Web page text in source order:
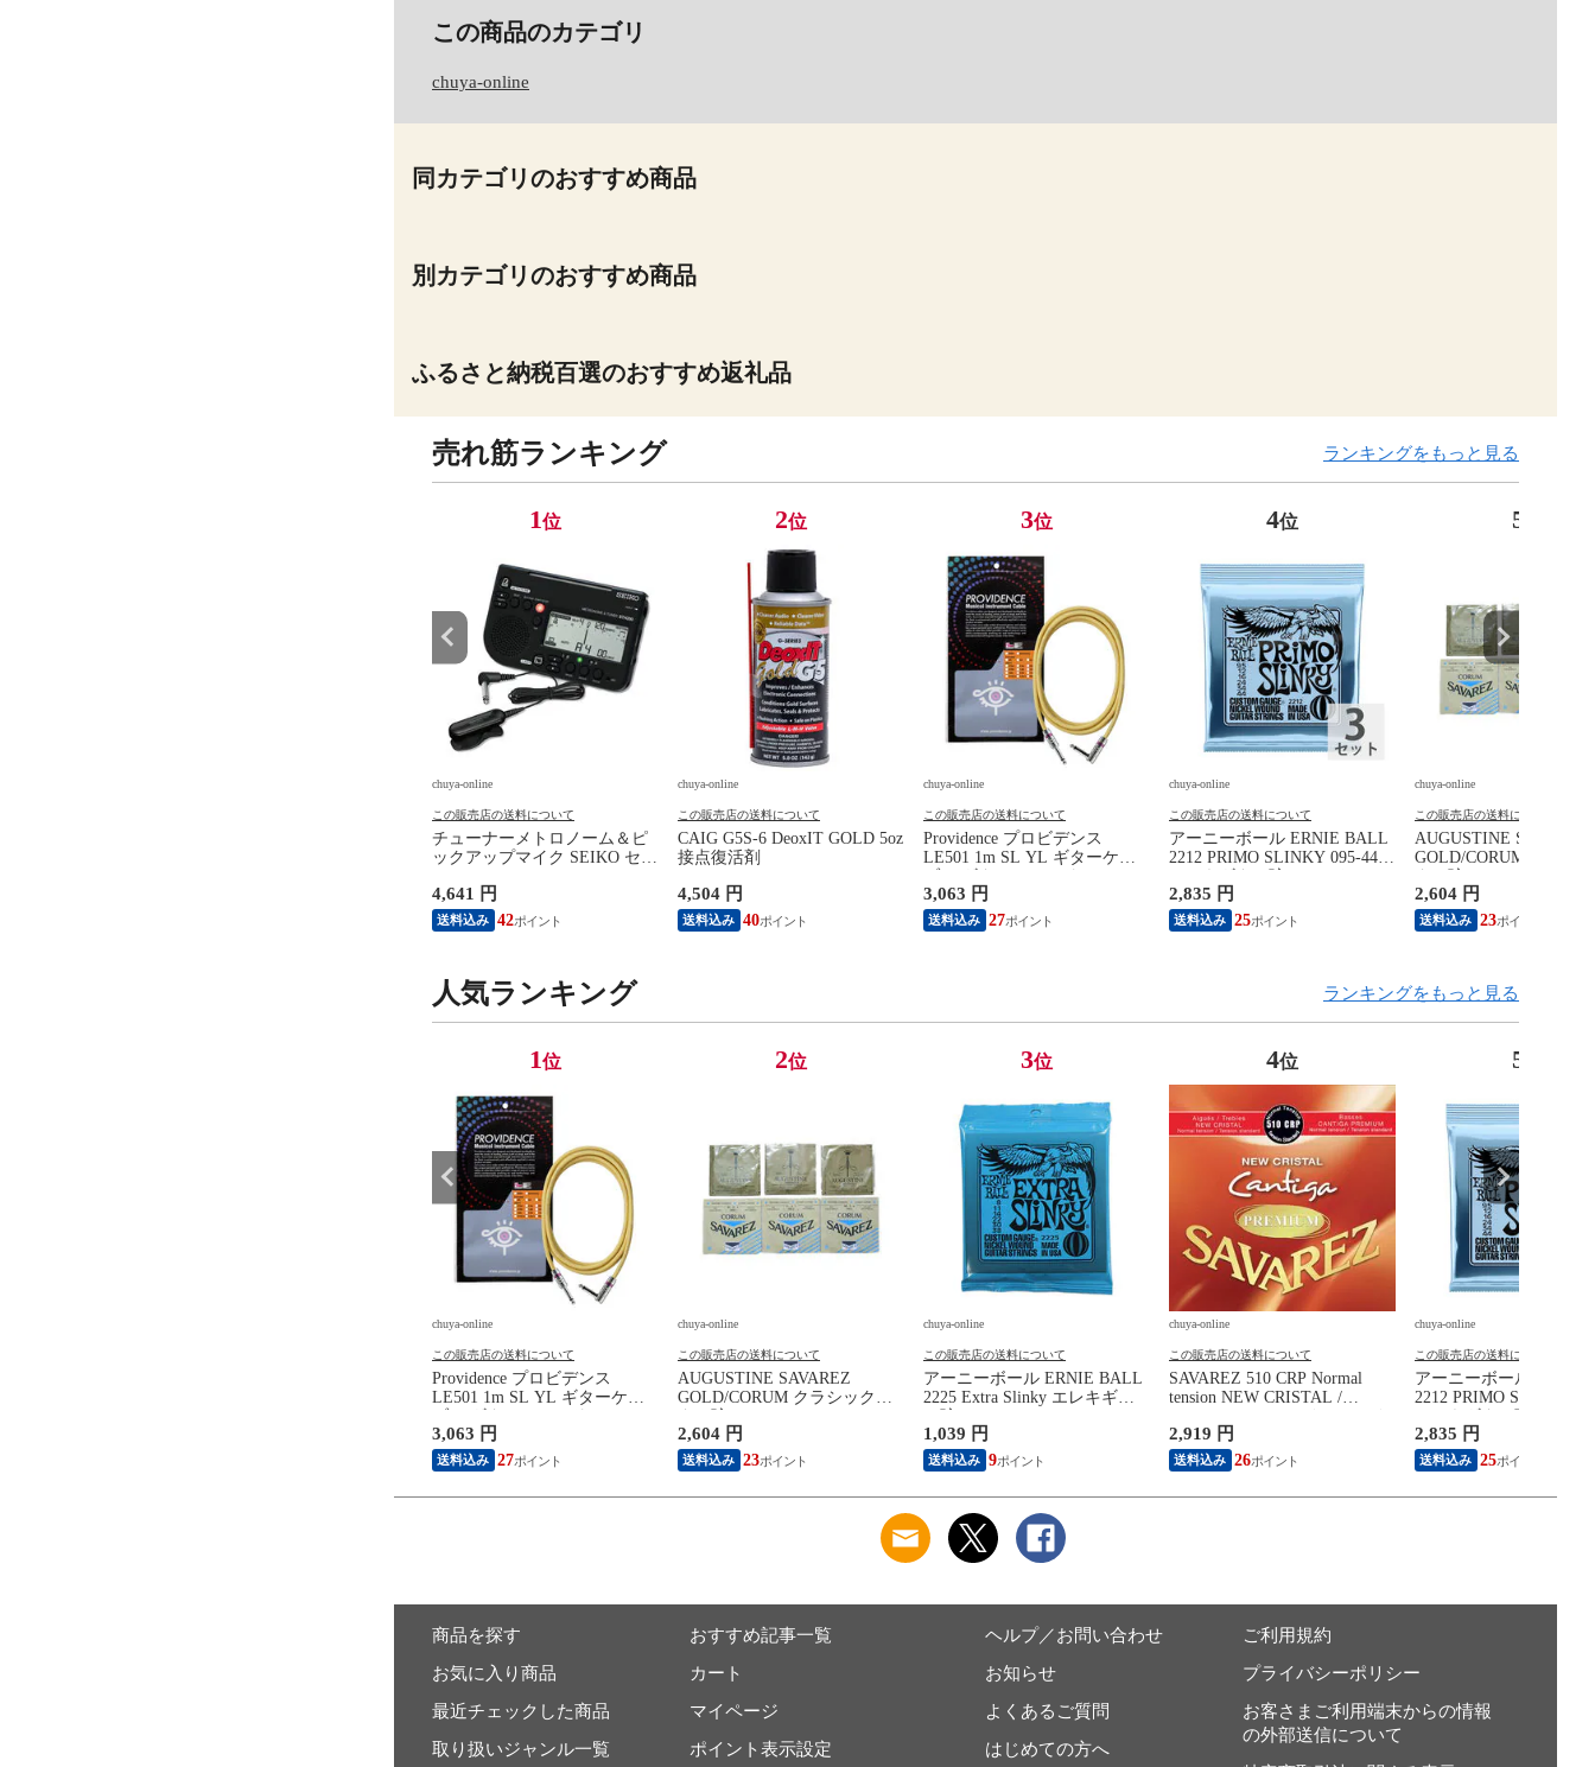
この商品のカテゴリ
chuya-online
同カテゴリのおすすめ商品
別カテゴリのおすすめ商品
ふるさと納税百選のおすすめ返礼品
売れ筋ランキング ランキングをもっと見る
1位
chuya-online
この販売店の送料について
チューナーメトロノーム＆ピ
ックアップマイク SEIKO セイ
ルパック ブラック
4,641 円
送料込み 42
2位
chuya-online
この販売店の送料について
CAIG G5S-6 DeoxIT GOLD 5oz
接点復活剤
4,504 円
送料込み 40
3位
chuya-online
この販売店の送料について
Providence プロビデンス
LE501 1m SL YL ギターケー
ブル ギターシールド
3,063 円
送料込み 27
4位
chuya-online
この販売店の送料について
アーニーボール ERNIE BALL
2212 PRIMO SLINKY 095-44
エレキギター弦×3セット
2,835 円
送料込み 25
5
chuya-online
この販売店の送料について
AUGUSTINE SAVAREZ
GOLD/CORUM クラシ
ター弦
2,604 円
送料込み 23
人気ランキング ランキングをもっと見る
1位
chuya-online
この販売店の送料について
Providence プロビデンス
LE501 1m SL YL ギターケー
ブル ギターシールド
3,063 円
送料込み 27
2位
chuya-online
この販売店の送料について
AUGUSTINE SAVAREZ
GOLD/CORUM クラシックギ
ター弦
2,604 円
送料込み 23
3位
chuya-online
この販売店の送料について
アーニーボール ERNIE BALL
2225 Extra Slinky エレキギタ
ー弦
1,039 円
送料込み 9
4位
chuya-online
この販売店の送料について
SAVAREZ 510 CRP Normal
tension NEW CRISTAL /
ギター弦
2,919 円
送料込み 26
5
chuya-online
この販売店の送料について
アーニーボール ERNIE
2212 PRIMO SLINKY
エレキギター弦×3セッ
2,835 円
送料込み 25
商品を探す
お気に入り商品
最近チェックした商品
取り扱いジャンル一覧
おすすめ記事一覧
カート
マイページ
ポイント表示設定
ヘルプ／お問い合わせ
お知らせ
よくあるご質問
はじめての方へ
ご利用規約
プライバシーポリシー
お客さまご利用端末からの情報
の外部送信について